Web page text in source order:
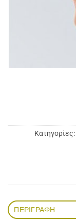
Κατηγορίες:
ΠΕΡΙΓΡΑΦΉ